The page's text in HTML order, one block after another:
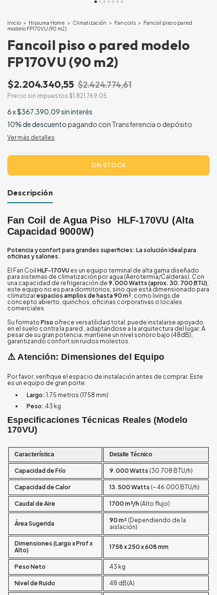
Inicio > Hissuma Home > Climatización > Fan coils > Fancoil piso o pared
modelo FP170VU (90 m2)
Fancoil piso o pared modelo
FP170VU (90 m2)
$2.204.340,55 $2.424.774,61
Precio sin impuestos $1.821.769,05
6x$367.390,09sin interés
10% de descuentopagando con Transferencia o depósito
Ver más detalles
Descripción
Fan Coil de Agua Piso HLF-170VU (Alta
Capacidad 9000W)
Potencia y confort para grandes superficies: La solución ideal para
oficinas y salones.
El Fan Coil HLF-170VU es un equipo terminal de alta gama diseñado
para sistemas de climatización por agua (Aerotermia/Calderas). Con
una capacidad de refrigeración de 9.000 Watts (aprox. 30.700 BTU),
este equipo no es para dormitorios, sino que está dimensionado para
climatizarespacios amplios de hasta 90 m², como livings de
concepto abierto, quinchos, oficinas corporativas o locales
comerciales.
Su formato Piso ofrece versatilidad total: puede instalarse apoyado
en el suelo contra la pared , adaptándose a la arquitectura del lugar. A
pesar de su gran potencia, mantiene un nivel sonoro bajo (48dB),
garantizando confort sin ruidos molestos.
⚠️ Atención: Dimensiones del Equipo
Por favor, verifique el espacio de instalación antes de comprar. Este
es un equipo de gran porte:
Largo: 1.75 metros (1758 mm)
Peso: 43 kg
Especificaciones Técnicas Reales (Modelo
170VU)
Característica Detalle Técnico
Capacidad de Frío 9.000 Watts (30.708 BTU/h)
Capacidad de Calor 13.500 Watts (~ 46.000 BTU/h)
Caudal de Aire 1700 m³/h (Alto flujo)
Área Sugerida 90 m² (Dependiendo de la
aislación)
Dimensiones (Largo x Prof x
Alto)
1758 x 250 x 608 mm
Peso Neto 43 kg
Nivel de Ruido 48 dB(A)